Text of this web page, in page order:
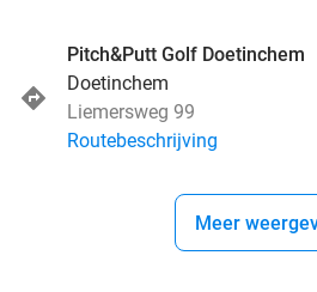
Pitch&Putt Golf Doetinchem
Doetinchem
Liemersweg 99
Routebeschrijving
Meer